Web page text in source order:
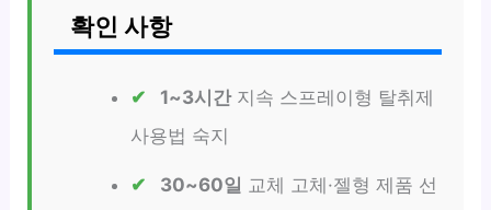
확인 사항
1~3시간지속 스프레이형 탈취제
사용법 숙지
30~60일 교체 고체·젤형 제품 선